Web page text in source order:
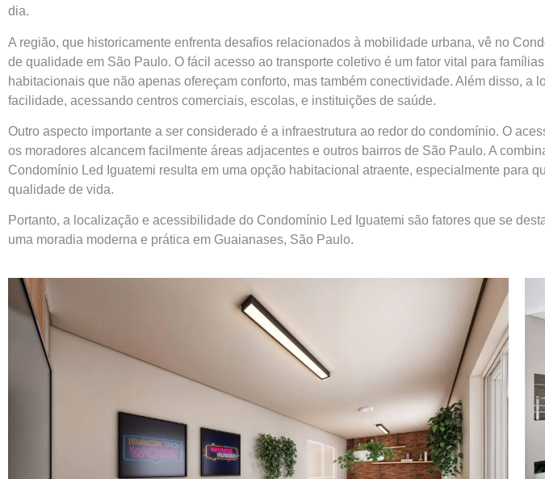
dia.
A região, que historicamente enfrenta desafios relacionados à mobilidade urbana, vê no
de qualidade em São Paulo. O fácil acesso ao transporte coletivo é um fator vital para
habitacionais que não apenas ofereçam conforto, mas também conectividade. Além disso,
facilidade, acessando centros comerciais, escolas, e instituições de saúde.
Outro aspecto importante a ser considerado é a infraestrutura ao redor do condomínio. O
os moradores alcancem facilmente áreas adjacentes e outros bairros de São Paulo. A
Condomínio Led Iguatemi resulta em uma opção habitacional atraente, especialmente para
qualidade de vida.
Portanto, a localização e acessibilidade do Condomínio Led Iguatemi são fatores que se
uma moradia moderna e prática em Guaianases, São Paulo.